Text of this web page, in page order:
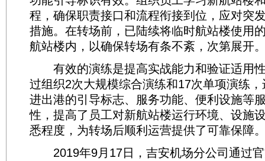
程，确保职责接口和流程衔接到位，应对突
措施。在转场前，已陆续将临时航站楼使用
航站楼内，以确保转场有条不紊，次第展开
有效的演练是提高实战能力和验证适用
过组织2次大规模综合演练和17次单项演练
进出港的引导标志、服务功能、便利设施等
性，提高了员工对新航站楼运行环境、设施
悉程度，为转场后顺利运营提供了可靠保障
2019年9月17日，吉安机场分公司通过官